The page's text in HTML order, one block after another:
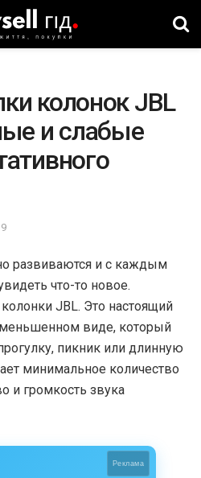
колонок JBL
и слабые
развиваются и с каждым
что-то новое.
JBL. Это настоящий
виде, который
пикник или длинную
минимальное количество
и громкость звука
Реклама